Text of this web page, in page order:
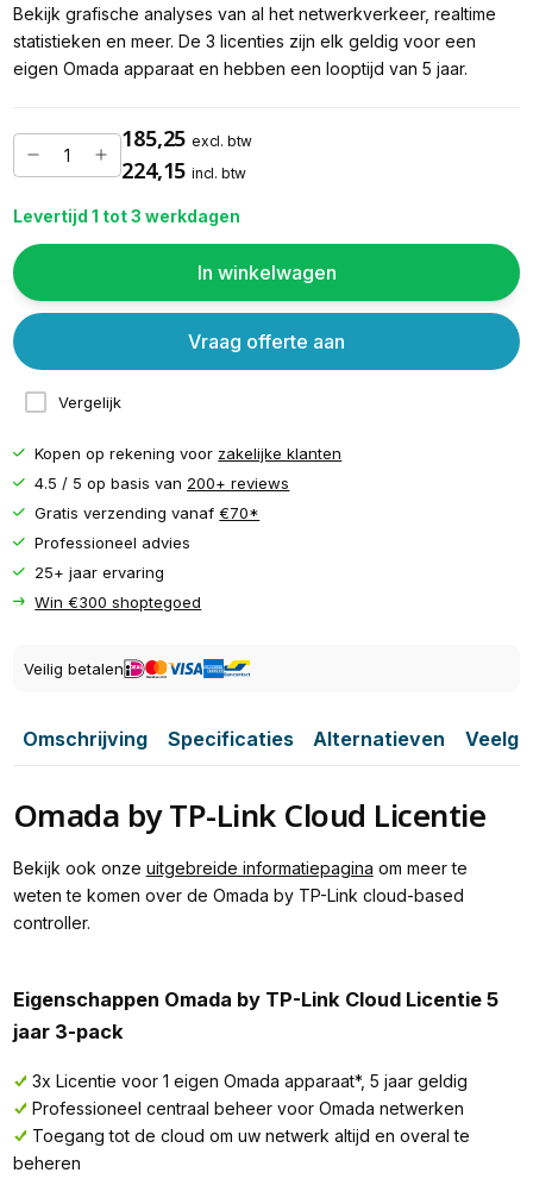
Bekijk grafische analyses van al het netwerkverkeer, realtime
statistieken en meer. De 3 licenties zijn elk geldig voor een
eigen Omada apparaat en hebben een looptijd van 5 jaar.
185,25 excl. btw
224,15 incl. btw
Levertijd 1 tot 3 werkdagen
In winkelwagen
Vergelijk
Vraag offerte aan
Kopen op rekening voor zakelijke klanten
4.5 / 5 op basis van 200+ reviews
Gratis verzending vanaf€70*
Professioneel advies
25+ jaar ervaring
Win €300 shoptegoed
Veilig betalen
Omschrijving Specificaties Alternatieven
Omada by TP-Link Cloud Licentie
Bekijk ook onze uitgebreide informatiepagina om meer te
weten te komen over de Omada by TP-Link cloud-based
controller.
Eigenschappen Omada by TP-Link Cloud Licentie 5
jaar 3-pack
3x Licentie voor 1 eigen Omada apparaat*, 5 jaar geldig
Professioneel centraal beheer voor Omada netwerken
Toegang tot de cloud om uw netwerk altijd en overal te
beheren